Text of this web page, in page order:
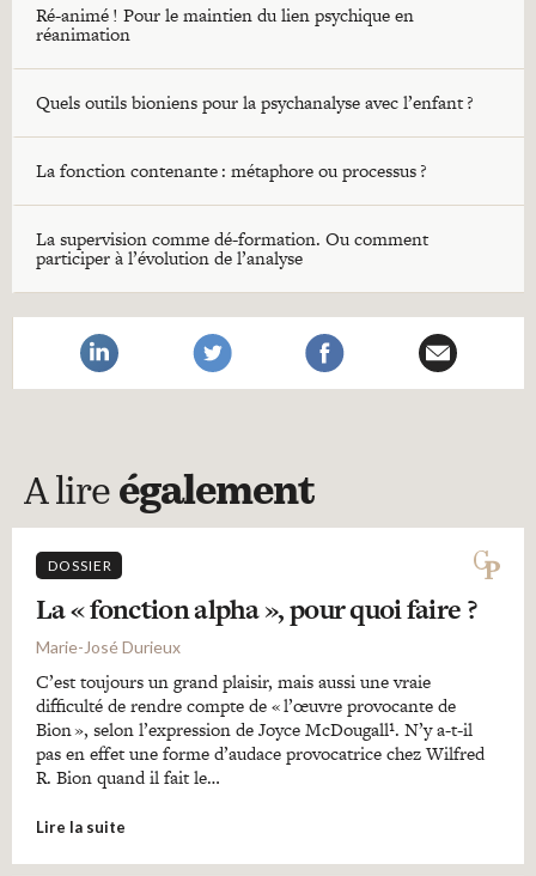
Ré-animé ! Pour le maintien du lien psychique en
réanimation
Quels outils bioniens pour la psychanalyse avec l’enfant ?
La fonction contenante : métaphore ou processus ?
La supervision comme dé-formation. Ou comment
participer à l’évolution de l’analyse
A lire également
DOSSIER
La « fonction alpha », pour quoi faire ?
Marie-José Durieux
C’est toujours un grand plaisir, mais aussi une vraie
difficulté de rendre compte de « l’œuvre provocante de
Bion », selon l’expression de Joyce McDougall¹. N’y a-t-il
pas en effet une forme d’audace provocatrice chez Wilfred
R. Bion quand il fait le…
Lire la suite